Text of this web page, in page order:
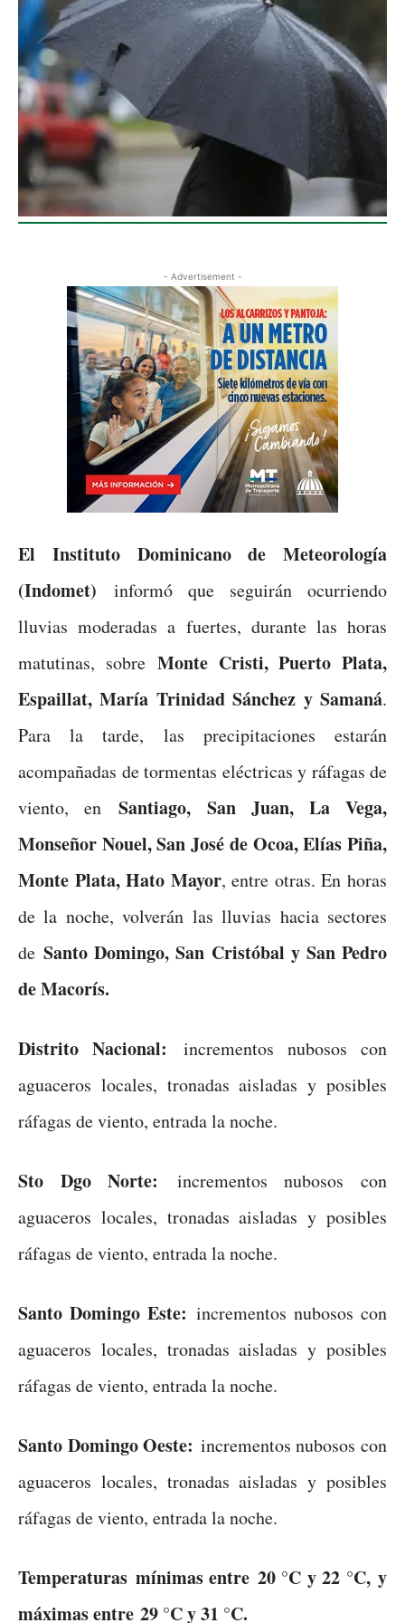
- Advertisement -
El Instituto Dominicano de Meteorología
(Indomet) informó que seguirán ocurriendo
lluvias moderadas a fuertes, durante las horas
matutinas, sobreMonte Cristi, Puerto Plata,
Espaillat, María Trinidad Sánchez y Samaná.
Para la tarde, las precipitaciones estarán
acompañadas de tormentas eléctricas y ráfagas de
viento, enSantiago, San Juan, La Vega,
Monseñor Nouel, San José de Ocoa, Elías Piña,
Monte Plata, Hato Mayor, entre otras. En horas
de la noche, volverán las lluvias hacia sectores
deSanto Domingo, San Cristóbal y San Pedro
de Macorís.
Distrito Nacional: incrementos nubosos con
aguaceros locales, tronadas aisladas y posibles
ráfagas de viento, entrada la noche.
Sto Dgo Norte: incrementos nubosos con
aguaceros locales, tronadas aisladas y posibles
ráfagas de viento, entrada la noche.
Santo Domingo Este: incrementos nubosos con
aguaceros locales, tronadas aisladas y posibles
ráfagas de viento, entrada la noche.
Santo Domingo Oeste: incrementos nubosos con
aguaceros locales, tronadas aisladas y posibles
ráfagas de viento, entrada la noche.
Temperaturas mínimas entre 20 °C y 22 °C, y
máximas entre 29 °C y 31 °C.